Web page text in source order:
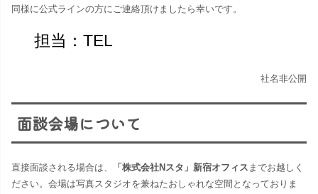
同様に公式ラインの方にご連絡頂けましたら幸いです。
担当：TEL
社名非公開
面談会場について
直接面談される場合は、 「株式会社Nスタ」新宿オフィス までお越しく
ださい。​会場は写真スタジオを兼ねたおしゃれな空間となっておりま